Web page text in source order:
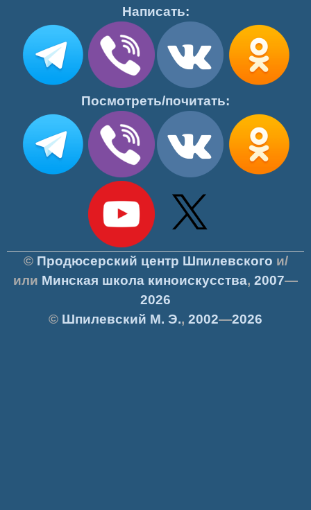
Написать:
Посмотреть/почитать:
© Продюсерский центр Шпилевского и/
или Минская школа киноискусства, 2007—
2026
© Шпилевский М. Э., 2002—2026